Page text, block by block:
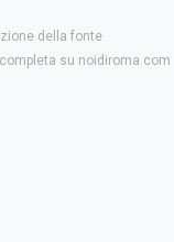
della fonte
su noidiroma.com